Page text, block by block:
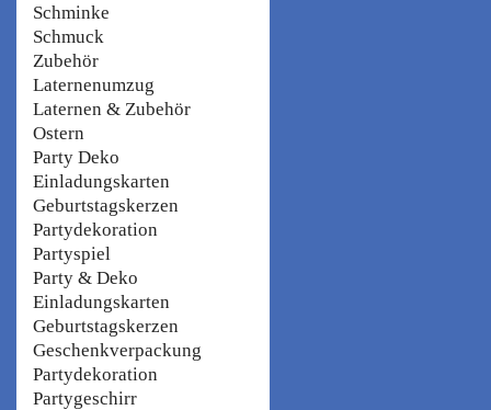
Schminke
Schmuck
Zubehör
Laternenumzug
Laternen & Zubehör
Ostern
Party Deko
Einladungskarten
Geburtstagskerzen
Partydekoration
Partyspiel
Party & Deko
Einladungskarten
Geburtstagskerzen
Geschenkverpackung
Partydekoration
Partygeschirr